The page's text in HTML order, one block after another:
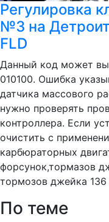
Регулировка
№3 на
FLD
Данный код может
010100. Ошибка
датчика массового
нужно проверять
контроллера. Если
очистить с
карбюраторных
форсунок,тормазов
тормозов джейка
По теме